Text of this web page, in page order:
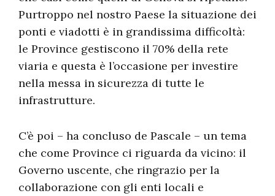
Purtroppo nel nostro Paese la situazione dei
ponti e viadotti è in grandissima difficoltà:
le Province gestiscono il 70% della rete
viaria e questa è l’occasione per investire
nella messa in sicurezza di tutte le
infrastrutture.
C’è poi – ha concluso de Pascale – un tema
che come Province ci riguarda da vicino: il
Governo uscente, che ringrazio per la
collaborazione con gli enti locali e